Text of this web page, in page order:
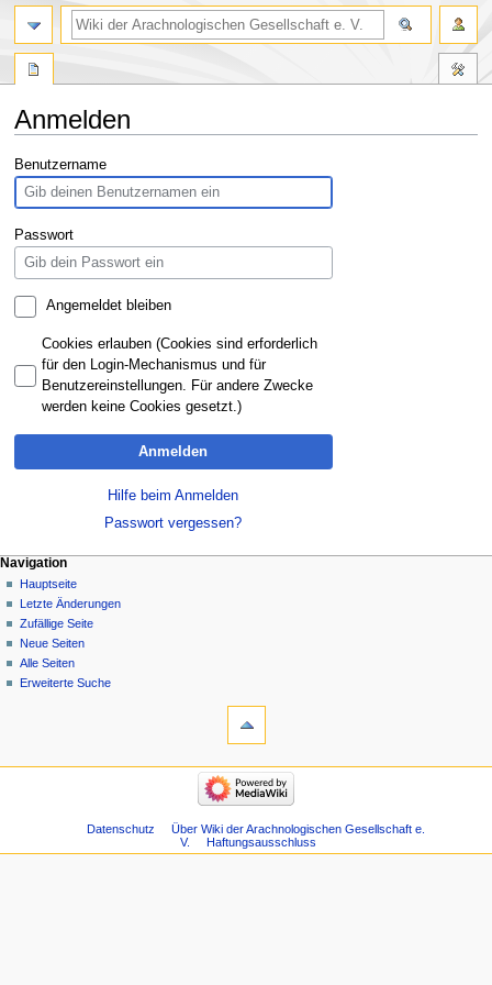
Anmelden
Zur
Navigation
springen
Zur
Suche
springen
Benutzername
Passwort
Angemeldet bleiben
Cookies erlauben (Cookies sind erforderlich
für den Login-Mechanismus und für
Benutzereinstellungen. Für andere Zwecke
werden keine Cookies gesetzt.)
Anmelden
Hilfe beim Anmelden
Passwort vergessen?
Navigation
Hauptseite
Letzte Änderungen
Zufällige Seite
Neue Seiten
Alle Seiten
Erweiterte Suche
Datenschutz
Über Wiki der Arachnologischen Gesellschaft e.
V.
Haftungsausschluss